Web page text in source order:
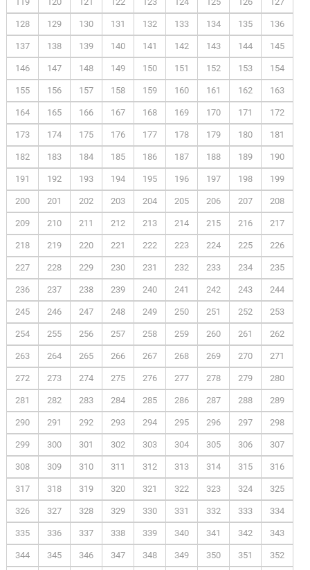
128 129 130 131 132 133 134 135 136
137 138 139 140 141 142 143 144 145
146 147 148 149 150 151 152 153 154
155 156 157 158 159 160 161 162 163
164 165 166 167 168 169 170 171 172
173 174 175 176 177 178 179 180 181
182 183 184 185 186 187 188 189 190
191 192 193 194 195 196 197 198 199
200 201 202 203 204 205 206 207 208
209 210 211 212 213 214 215 216 217
218 219 220 221 222 223 224 225 226
227 228 229 230 231 232 233 234 235
236 237 238 239 240 241 242 243 244
245 246 247 248 249 250 251 252 253
254 255 256 257 258 259 260 261 262
263 264 265 266 267 268 269 270 271
272 273 274 275 276 277 278 279 280
281 282 283 284 285 286 287 288 289
290 291 292 293 294 295 296 297 298
299 300 301 302 303 304 305 306 307
308 309 310 311 312 313 314 315 316
317 318 319 320 321 322 323 324 325
326 327 328 329 330 331 332 333 334
335 336 337 338 339 340 341 342 343
344 345 346 347 348 349 350 351 352